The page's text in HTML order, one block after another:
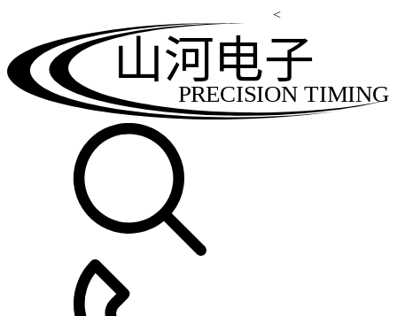
<
PRECISION TIMING
山河电子